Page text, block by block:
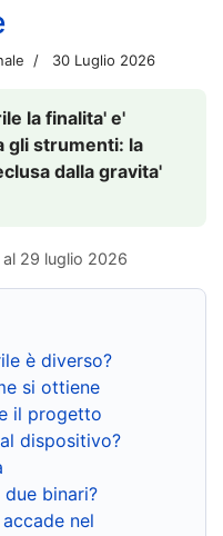
30 Luglio 2026
la finalita' e'
gli strumenti: la
dalla gravita'
29 luglio 2026
è diverso?
si ottiene
il progetto
dispositivo?
binari?
nel